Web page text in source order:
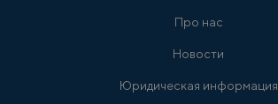
Про нас
Новости
Юридическая информация